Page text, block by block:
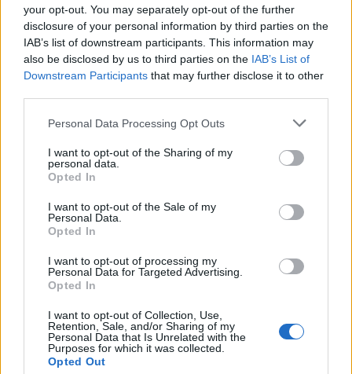
your opt-out. You may separately opt-out of the further
disclosure of your personal information by third parties on the
IAB’s list of downstream participants. This information may
also be disclosed by us to third parties on the IAB’s List of
Downstream Participants that may further disclose it to other
Please note that this website/app uses one or more Google
not limited to your visit or usage behaviour. You may click to
grant or deny consent to Google and its third-party tags to
use your data for below specified purposes in below Google
consent section.
Personal Data Processing Opt Outs
I want to opt-out of the Sharing of my
personal data.
Opted In
I want to opt-out of the Sale of my
Personal Data.
Opted In
I want to opt-out of processing my
Personal Data for Targeted Advertising.
Opted In
I want to opt-out of Collection, Use,
Retention, Sale, and/or Sharing of my
Personal Data that Is Unrelated with the
Purposes for which it was collected.
Opted Out
Na jó, ez a témakör hatalmas, és most csak egy
icipici szeletét tárgyaljuk, de emellett előhúzunk
néhány olyan előfordulást is a 35 éves
vírustörténelem nagy kalapjából, amire talán már
csak a nagyon régi motorosok emlékezhetnek.